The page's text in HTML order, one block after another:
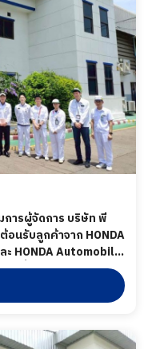
รผู้จัดการ บริษัท พี
นรับลูกค้าจาก HONDA
HONDA Automobile
ลิตี้ แมชชีน พาร์ท จำกัด
การเข้าเยี่ยมชม
งาน และห้องปฏิบัติการ